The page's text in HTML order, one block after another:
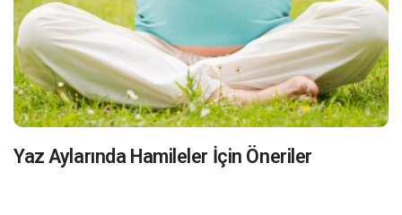
Yaz Aylarında Hamileler İçin Öneriler